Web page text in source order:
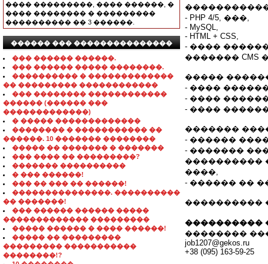
���� ���������, ���� ������, �
���� �������� � ���������
���������� �� 3 ������.
������ ��� ���������������
��� ������ ������.
��� ������ ����� ��������.
���������� � �������������
�� ��������� ������������
��� �������� ������������
������ (������ ���
�������������)
� ����� �������������
�������� � ����������� ��
������. 10 ������� ��������
����� �� ������� � �������
��� ���� �� ���������?
������� ����������
� ��� ������!
��� �� ��� �� ������!
���������������. ����������
�� �������!
��� ������ ������ �����
������������� ���������
����� ������ � ���� ������!
����� �� ���������
��������� �����������
��������!?
- PHP 4/5, ���,
- MySQL,
- HTML + CSS,
- ����
�������
�����
- ���� ������
- ����
- ���� ������ �
�������
- ������
- �������
����������
����,
- ������ ��
����������
����������
��������
job1207@gekos.ru
+38 (095) 163-59-25